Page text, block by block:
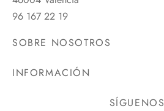
96 167 22 19
SOBRE NOSOTROS
INFORMACIÓN
SÍGUENOS